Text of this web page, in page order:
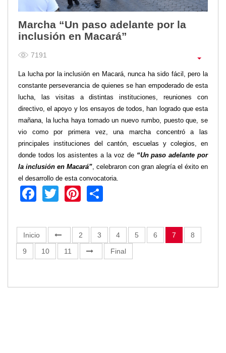
Marcha “Un paso adelante por la
inclusión en Macará”
7191
La lucha por la inclusión en Macará, nunca ha sido fácil, pero la
constante perseverancia de quienes se han empoderado de esta
lucha, las visitas a distintas instituciones, reuniones con
directivo, el apoyo y los ensayos de todos, han logrado que esta
mañana, la lucha haya tomado un nuevo rumbo, puesto que, se
vio como por primera vez, una marcha concentró a las
principales instituciones del cantón, escuelas y colegios, en
donde todos los asistentes a la voz de “Un paso adelante por
la inclusión en Macará”, celebraron con gran alegría el éxito en
el desarrollo de esta convocatoria.
Facebook
TwitterPinterest
Inicio 2 3 4 5 6 7
8
9
10 11 Final